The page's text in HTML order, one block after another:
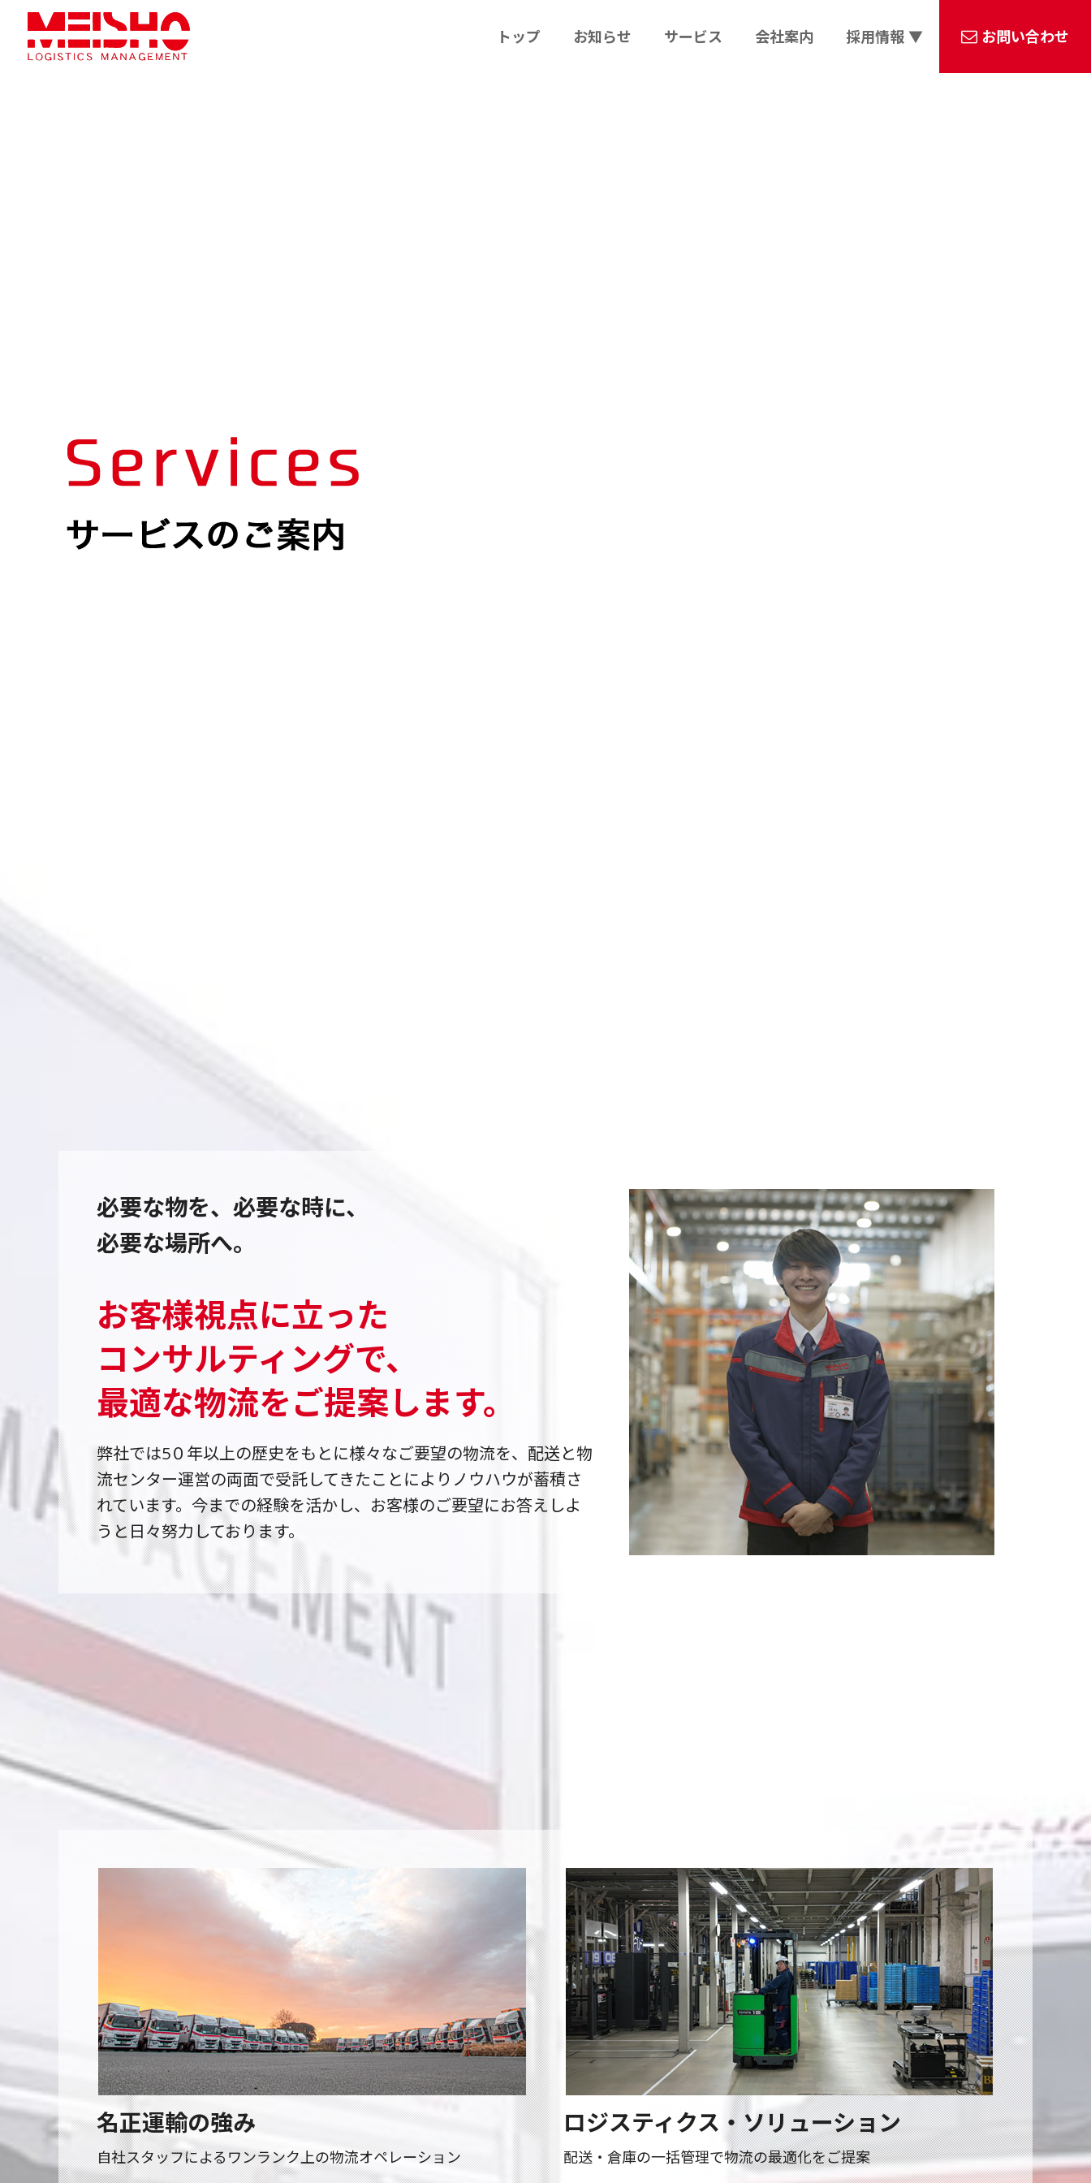
トップ お知らせ サービス 会社案内 採用情報 ▼ お問い合わせ
必要な物を、必要な時に、
必要な場所へ。
お客様視点に立った
コンサルティングで、
最適な物流をご提案します。
弊社では5０年以上の歴史をもとに様々なご要望の物流を、配送と物
流センター運営の両面で受託してきたことによりノウハウが蓄積さ
れています。今までの経験を活かし、お客様のご要望にお答えしよ
うと日々努力しております。
名正運輸の強み
自社スタッフによるワンランク上の物流オペレーション
ロジスティクス・ソリューション
配送・倉庫の一括管理で物流の最適化をご提案